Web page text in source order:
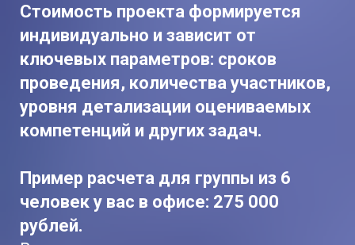
Стоимость проекта формируется
индивидуально и зависит от
ключевых параметров: сроков
проведения, количества участников,
уровня детализации оцениваемых
компетенций и других задач.
Пример расчета для группы из 6
человек у вас в офисе: 275 000
рублей.